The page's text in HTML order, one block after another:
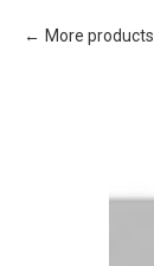
More products